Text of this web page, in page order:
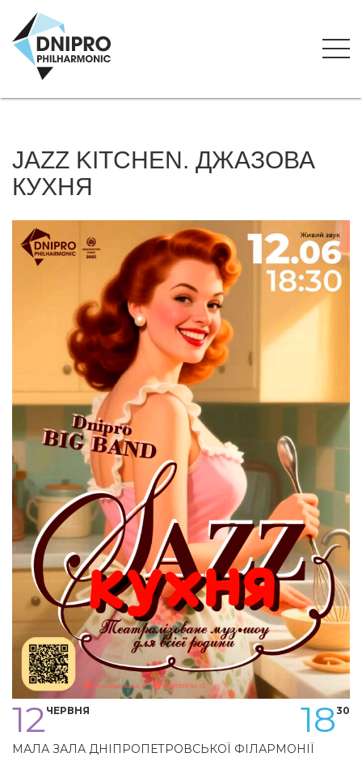
JAZZ KITCHEN. ДЖАЗОВА
КУХНЯ
12 ЧЕРВНЯ 30
18
МАЛА ЗАЛА ДНІПРОПЕТРОВСЬКОЇ ФІЛАРМОНІЇ